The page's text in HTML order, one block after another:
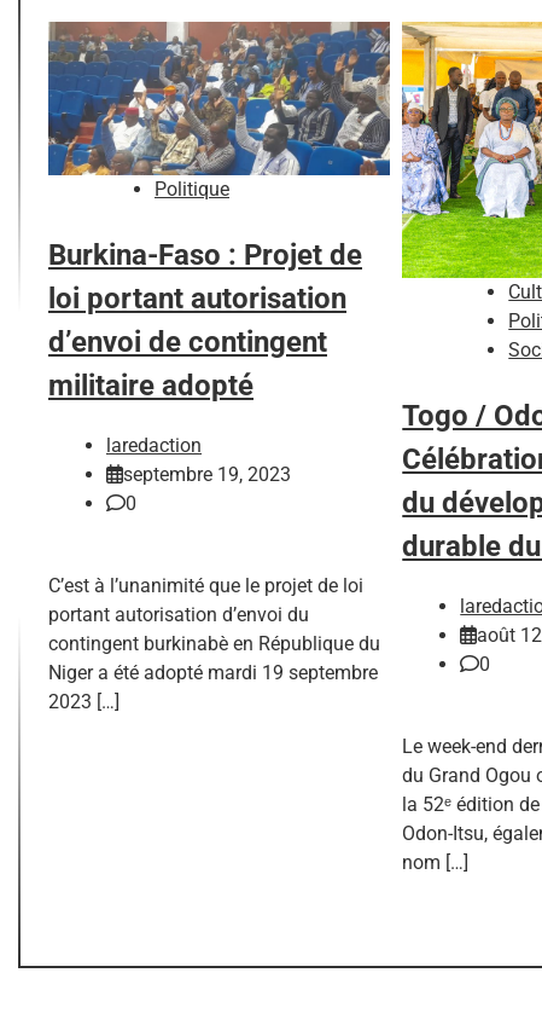
Politique
Burkina-Faso : Projet de
loi portant autorisation
d’envoi de contingent
militaire adopté
laredaction
septembre 19, 2023
0
C’est à l’unanimité que le projet de loi
portant autorisation d’envoi du
contingent burkinabè en République du
Niger a été adopté mardi 19 septembre
2023 […]
Togo /
du
durable
août
0
Le week-end
du Grand Ogou
la 52ᵉ édition
Odon-Itsu,
nom […]